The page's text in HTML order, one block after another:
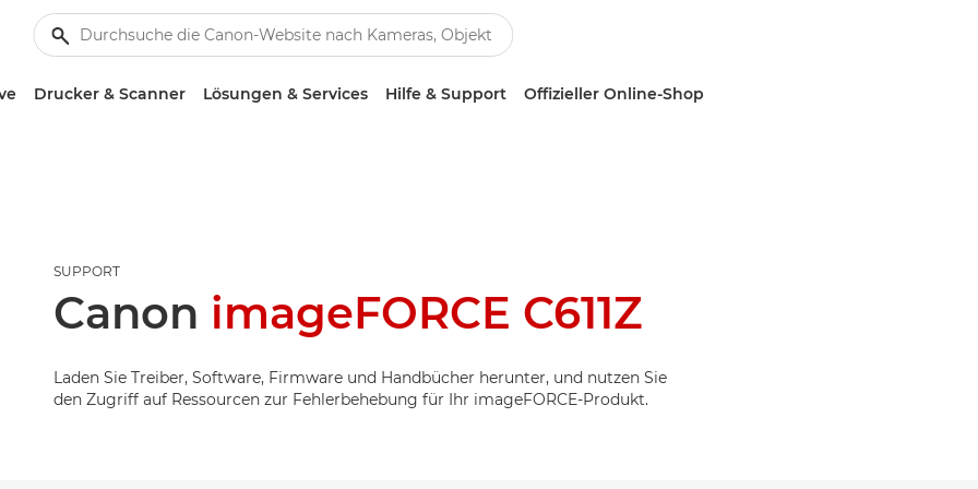
Drucker & Scanner Lösungen & Services Hilfe & Support Offizieller Online-Shop
SUPPORT
Canon imageFORCE C611Z
Laden Sie Treiber, Software, Firmware und Handbücher herunter, und nutzen Sie
den Zugriff auf Ressourcen zur Fehlerbehebung für Ihr imageFORCE-Produkt.